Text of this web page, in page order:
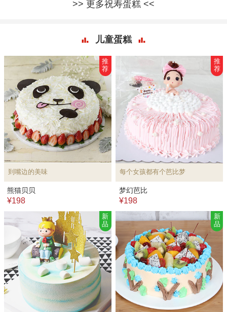
更多祝寿蛋糕
儿童蛋糕
到嘴边的美味
推
荐
熊猫贝贝
¥198
每个女孩都有个芭比梦
推
荐
梦幻芭比
¥198
新
品
新
品